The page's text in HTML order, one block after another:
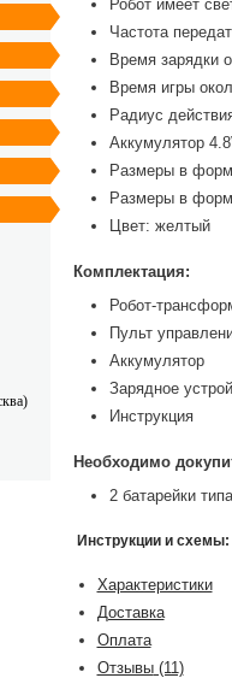
Робот имеет
Частота
Время зарядки
Время игры
Радиус
Аккумулятор
Размеры в
Размеры в
Цвет: желтый
Комплектация:
Робот-
Пульт
Аккумулятор
Зарядное
Инструкция
Необходимо
2 батарейки
Инструкции и схемы:
Характеристики
Доставка
Оплата
Отзывы(11)